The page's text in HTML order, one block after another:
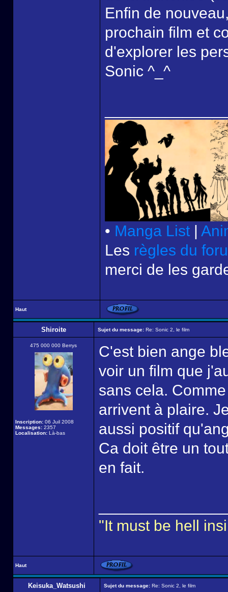
Enfin de
prochain film et
d'explorer les
Sonic ^_^
• Manga List |
Les règles du
merci de les
Haut
Shiroite Sujet du message: Re: Sonic 2, le film
475 000 000 Berrys
Inscription: 06 Juil 2008
Messages: 2357
Localisation: Là-bas
C'est bien ange
voir un film que
sans cela.
arrivent à plaire.
aussi positif
Ca doit être un
en fait.
"It must be hell
Haut
Keisuka_Watsushi Sujet du message: Re: Sonic 2, le film